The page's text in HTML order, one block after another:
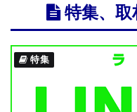
特集、
特集